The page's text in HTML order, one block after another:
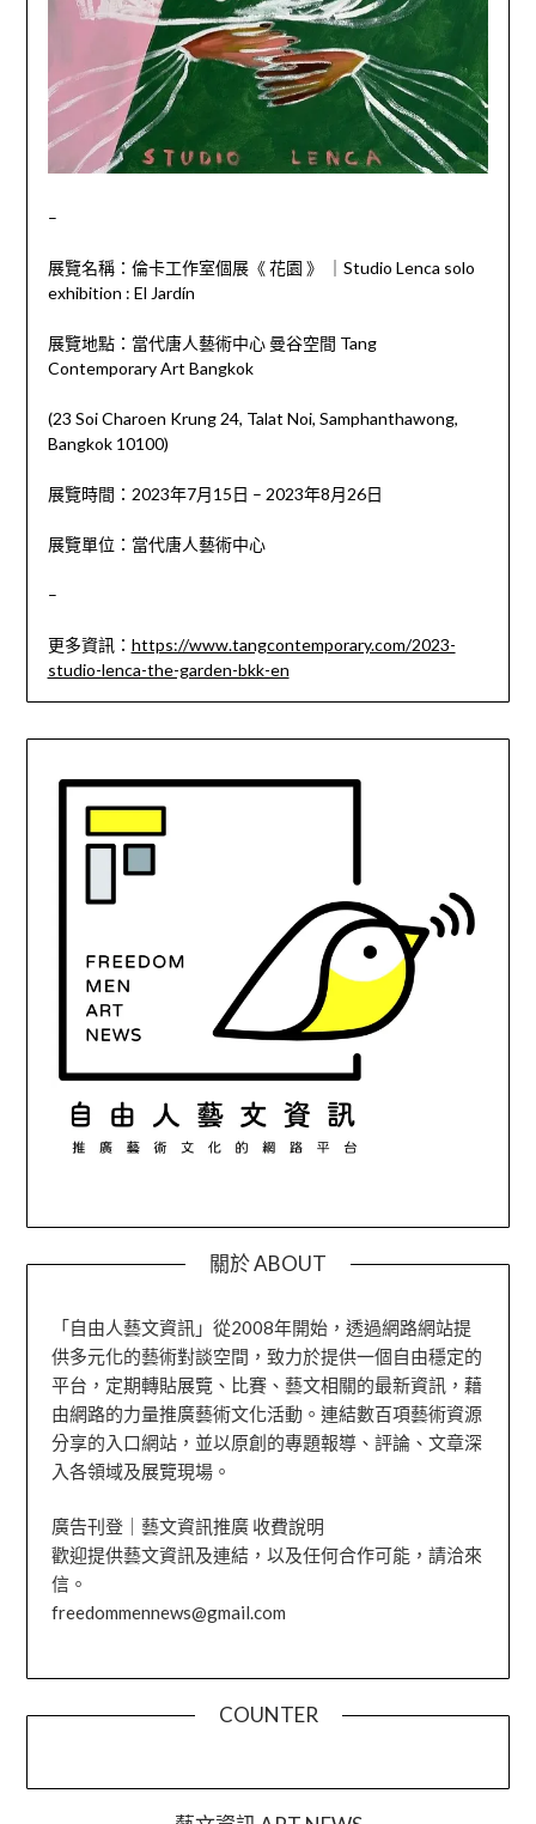
–
展覽名稱：倫卡工作室個展《 花園 》 ｜Studio Lenca solo
exhibition : El Jardín
展覽地點：當代唐人藝術中心 曼谷空間 Tang
Contemporary Art Bangkok
(23 Soi Charoen Krung 24, Talat Noi, Samphanthawong,
Bangkok 10100)
展覽時間：2023年7月15日 – 2023年8月26日
展覽單位：當代唐人藝術中心
–
更多資訊： https://www.tangcontemporary.com/2023-
studio-lenca-the-garden-bkk-en
關於 ABOUT
「自由人藝文資訊」從2008年開始，透過網路網站提
供多元化的藝術對談空間，致力於提供一個自由穩定的
平台，定期轉貼展覽、比賽、藝文相關的最新資訊，藉
由網路的力量推廣藝術文化活動。連結數百項藝術資源
分享的入口網站，並以原創的專題報導、評論、文章深
入各領域及展覽現場。
廣告刊登｜藝文資訊推廣 收費說明
歡迎提供藝文資訊及連結，以及任何合作可能，請洽來
信。
freedommennews@gmail.com
COUNTER